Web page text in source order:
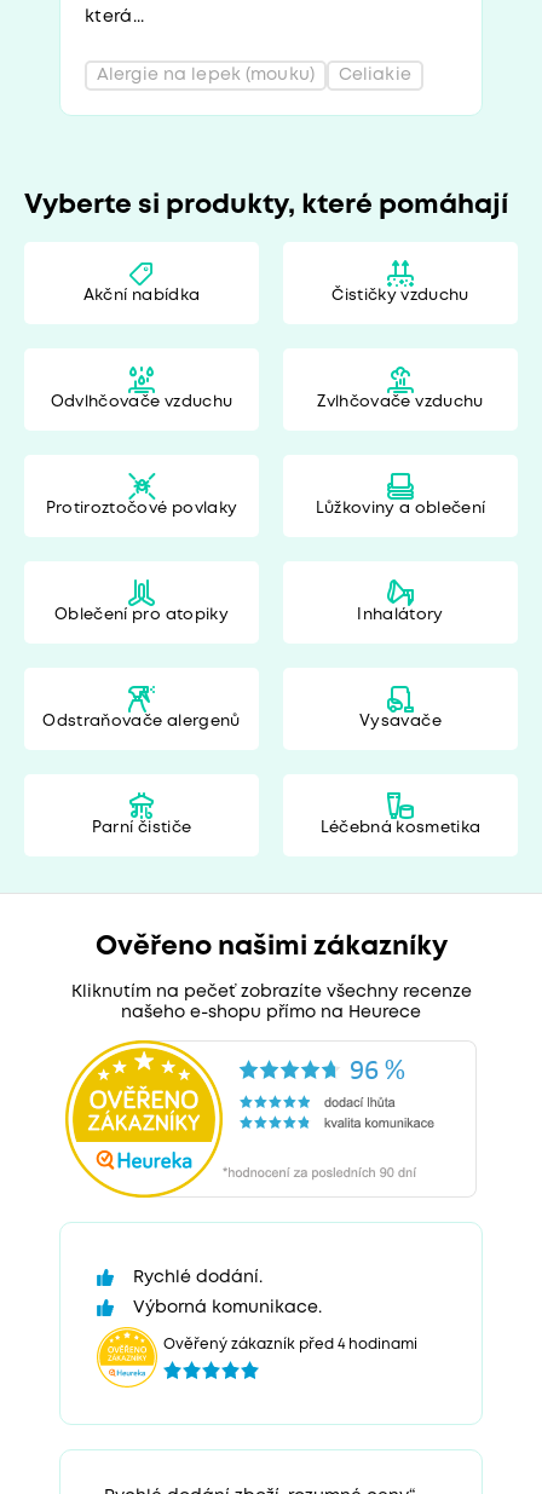
která...
Alergie na lepek (mouku) Celiakie
Vyberte si produkty, které pomáhají
Akční nabídka Čističky vzduchu
Odvlhčovače vzduchu Zvlhčovače vzduchu
Protiroztočové povlaky Lůžkoviny a oblečení
Oblečení pro atopiky Inhalátory
Odstraňovače alergenů Vysavače
Parní čističe Léčebná kosmetika
Ověřeno našimi zákazníky
Kliknutím na pečeť zobrazíte všechny recenze
našeho e-shopu přímo na Heurece
Rychlé dodání.
Výborná komunikace.
Ověřený zákazník před 4 hodinami